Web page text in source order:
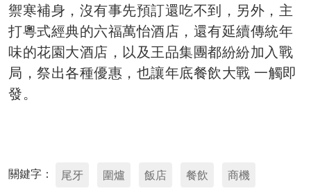
禦寒補身，沒有事先預訂還吃不到，另外，主
打粵式經典的六福萬怡酒店，還有延續傳統年
味的花園大酒店，以及王品集團都紛紛加入戰
局，祭出各種優惠，也讓年底餐飲大戰 一觸即
發。
關鍵字： 尾牙 圍爐 飯店 餐飲 商機